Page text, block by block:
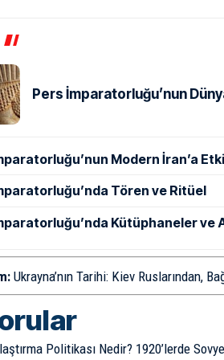
Pers İmparatorluğu’nun
Modern İran’a
Tören ve Ritüel
Kütüphaneler ve
Ukrayna’nın Tarihi: Kiev Ruslarından,
Politikası Nedir? 1920’lerde